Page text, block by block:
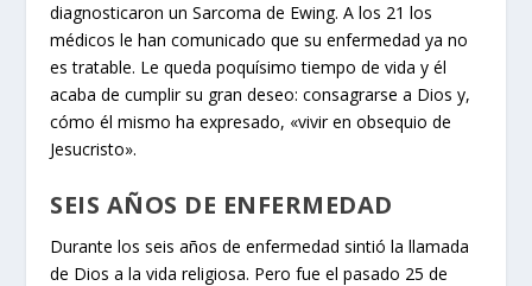
diagnosticaron un Sarcoma de Ewing. A los 21 los
médicos le han comunicado que su enfermedad ya no
es tratable. Le queda poquísimo tiempo de vida y él
acaba de cumplir su gran deseo: consagrarse a Dios y,
cómo él mismo ha expresado, «vivir en obsequio de
Jesucristo».
SEIS AÑOS DE ENFERMEDAD
Durante los seis años de enfermedad sintió la llamada
de Dios a la vida religiosa. Pero fue el pasado 25 de